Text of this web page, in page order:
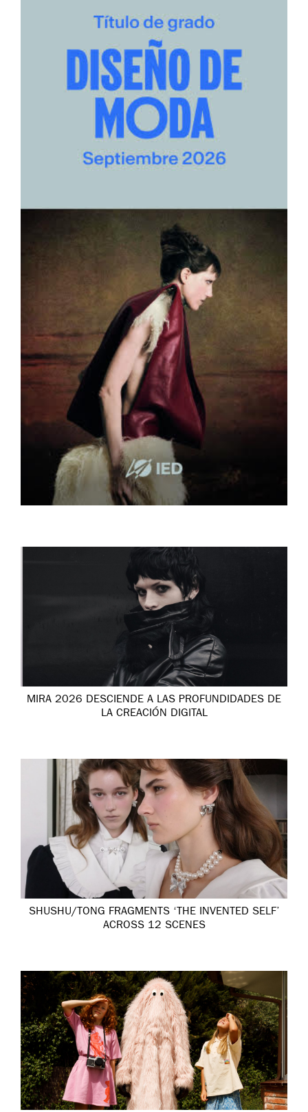
MIRA 2026 DESCIENDE A LAS PROFUNDIDADES DE
LA CREACIÓN DIGITAL
SHUSHU/TONG FRAGMENTS ‘THE INVENTED SELF’
ACROSS 12 SCENES